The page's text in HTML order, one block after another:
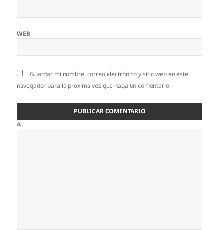
WEB
Guardar mi nombre, correo electrónico y sitio web en este
navegador para la próxima vez que haga un comentario.
Δ